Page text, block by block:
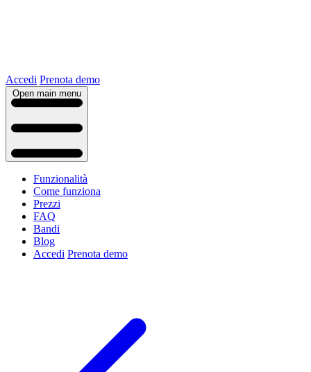
Accedi Prenota demo
Open main menu
Funzionalità
Come funziona
Prezzi
FAQ
Bandi
Blog
Accedi Prenota demo